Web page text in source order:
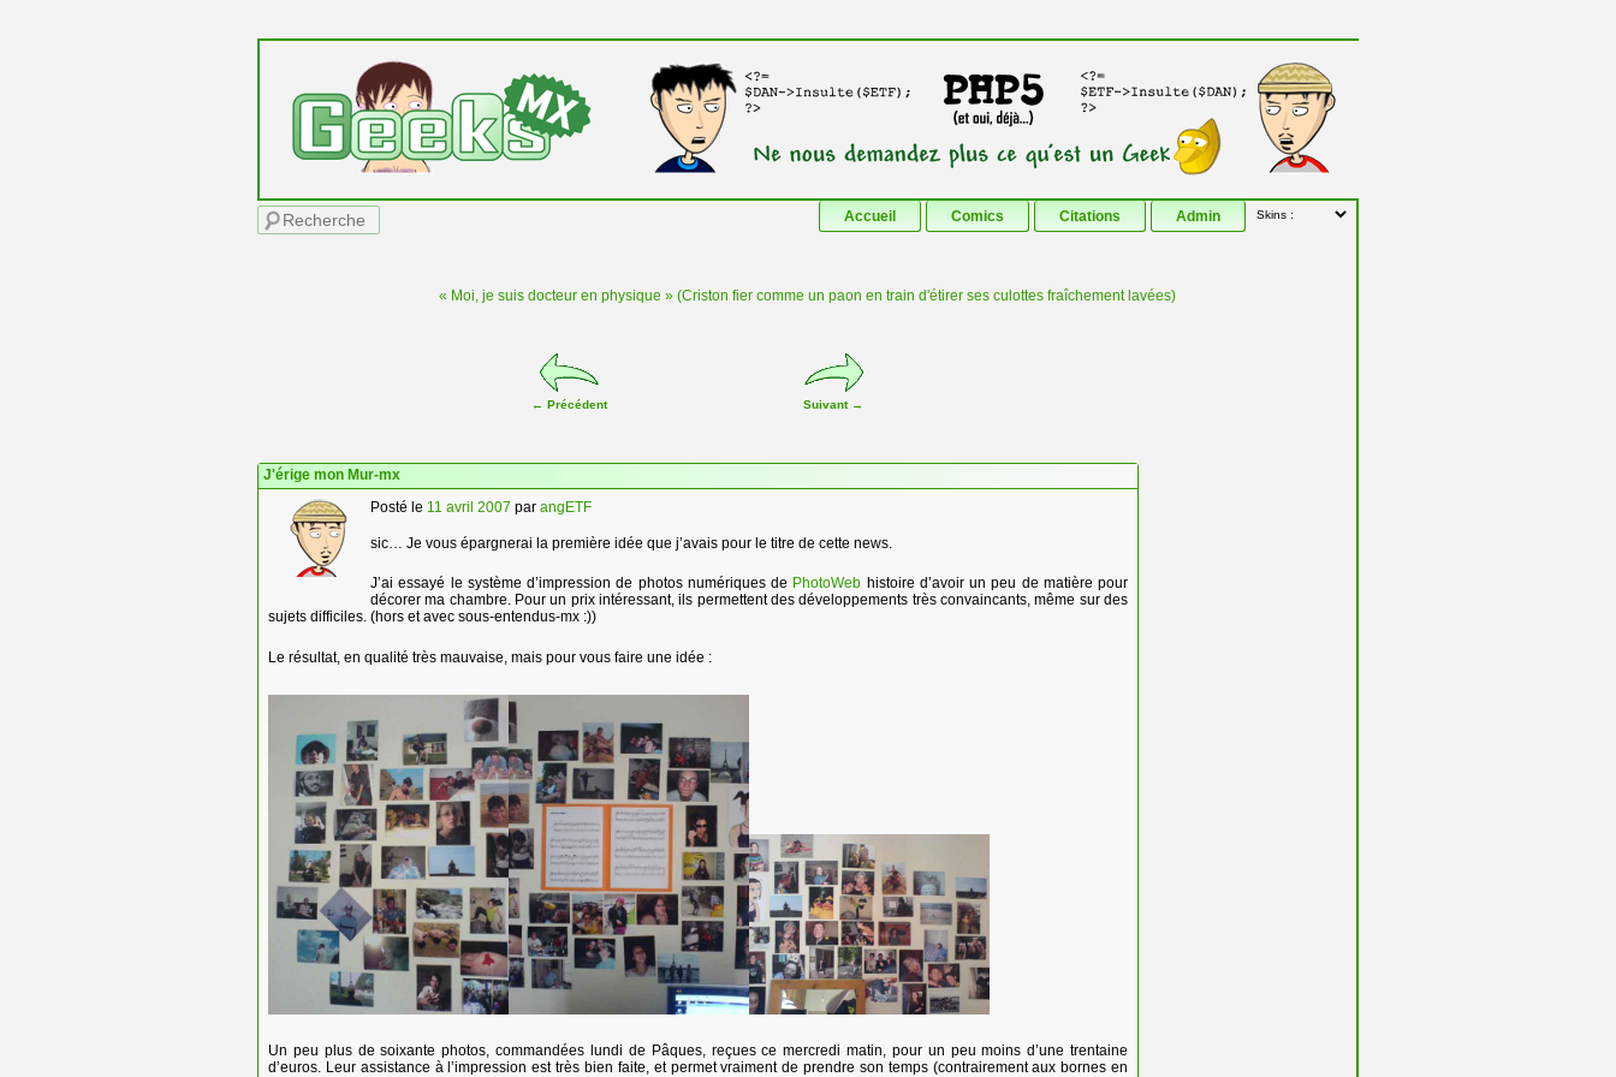
Recherche
Menu principal Aller au contenu principal
Aller au contenu secondaire
Accueil Comics Citations Admin
« Moi, je suis docteur en physique » (Criston fier comme un paon en train d'étirer ses culottes fraîchement lavées)
← Précédent Suivant →
J'érige mon Mur-mx
Posté le 11 avril 2007 par angETF
sic… Je vous épargnerai la première idée que j’avais pour le titre de cette news.
J’ai essayé le système d’impression de photos numériques de PhotoWeb histoire d’avoir un peu de matière pour
décorer ma chambre. Pour un prix intéressant, ils permettent des développements très convaincants, même sur des
sujets difficiles. (hors et avec sous-entendus-mx :))
Le résultat, en qualité très mauvaise, mais pour vous faire une idée :
Un peu plus de soixante photos, commandées lundi de Pâques, reçues ce mercredi matin, pour un peu moins d’une trentaine
d’euros. Leur assistance à l’impression est très bien faite, et permet vraiment de prendre son temps (contrairement aux bornes en